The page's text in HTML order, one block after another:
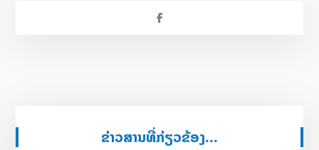
ຂ່າວສານທີ່ກ່ຽວຂ້ອງ...